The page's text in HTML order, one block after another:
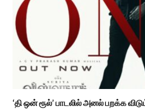
‘தி ஒன் ரூல்’ பாடலில் அனல் பறக்க